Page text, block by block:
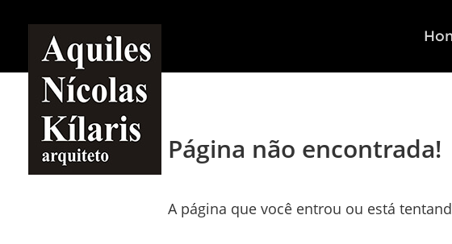
Página não encontrada!
A página que você entrou ou está